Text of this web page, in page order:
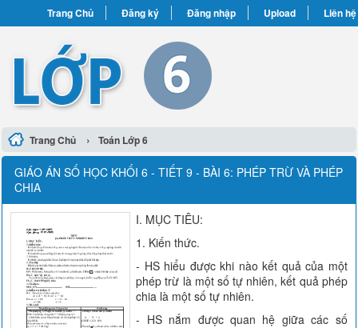
Trang Chủ Đăng ký Đăng nhập Upload Liên hệ
Trang Chủ › Toán Lớp 6
GIÁO ÁN SỐ HỌC KHỐI 6 - TIẾT 9 - BÀI 6: PHÉP TRỪ VÀ PHÉP
CHIA
I. MỤC TIÊU:
1. Kiến thức.
- HS hiểu được khi nào kết quả của một
phép trừ là một số tự nhiên, kết quả phép
chia là một số tự nhiên.
- HS nắm được quan hệ giữa các số